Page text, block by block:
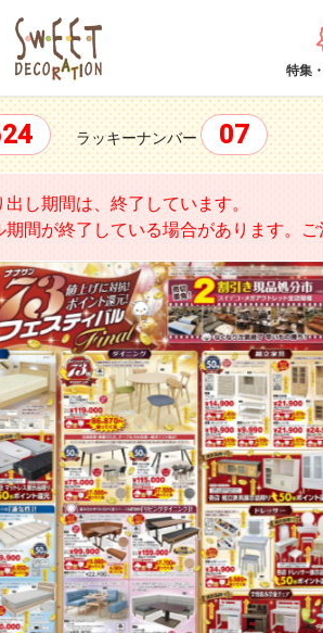
特集
ラッキーナンバー 07
し期間は、終了しています。
間が終了している場合があります。ご